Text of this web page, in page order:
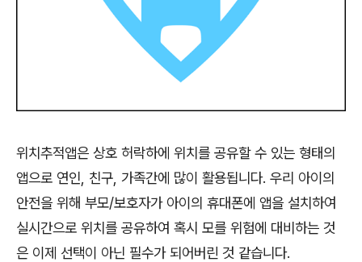
위치추적앱은 상호 허락하에 위치를 공유할 수 있는 형태의
앱으로 연인, 친구, 가족간에 많이 활용됩니다. 우리 아이의
안전을 위해 부모/보호자가 아이의 휴대폰에 앱을 설치하여
실시간으로 위치를 공유하여 혹시 모를 위험에 대비하는 것
은 이제 선택이 아닌 필수가 되어버린 것 같습니다.